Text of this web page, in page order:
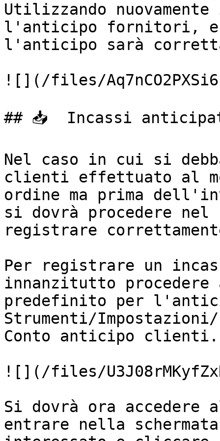
Utilizzando
l'anticipo fornitori,
l'anticipo sarà
![](/files/
## 📥  Incassi
Nel caso in cui si
clienti effettuato al
ordine ma prima
si dovrà procedere nel
registrare
Per registrare un
innanzitutto
predefinito per
Strumenti/
Conto anticipo clienti.
![](/files/
Si dovrà ora accedere
entrare nella